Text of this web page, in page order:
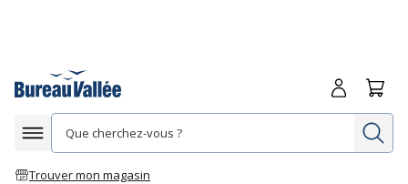
Afficher la navigation
Trouver mon magasin
Me